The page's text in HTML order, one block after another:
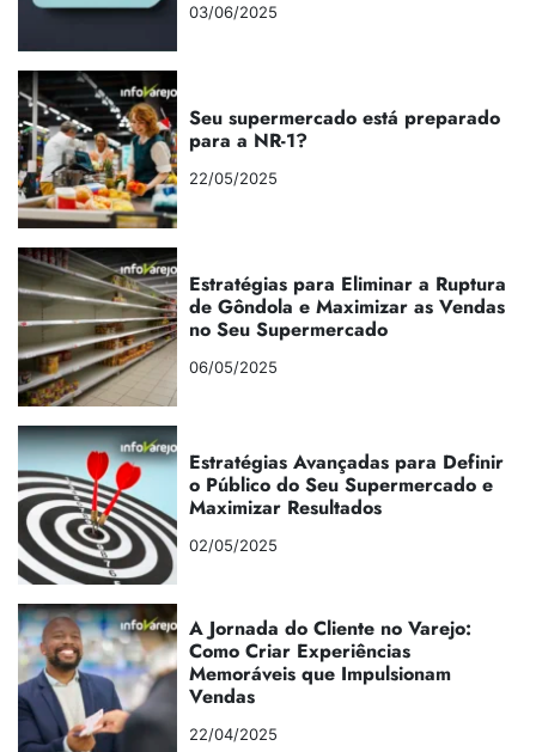
03/06/2025
Seu supermercado está preparado
para a NR-1?
22/05/2025
Estratégias para Eliminar a Ruptura
de Gôndola e Maximizar as Vendas
no Seu Supermercado
06/05/2025
Estratégias Avançadas para Definir
o Público do Seu Supermercado e
Maximizar Resultados
02/05/2025
A Jornada do Cliente no Varejo:
Como Criar Experiências
Memoráveis que Impulsionam
Vendas
22/04/2025